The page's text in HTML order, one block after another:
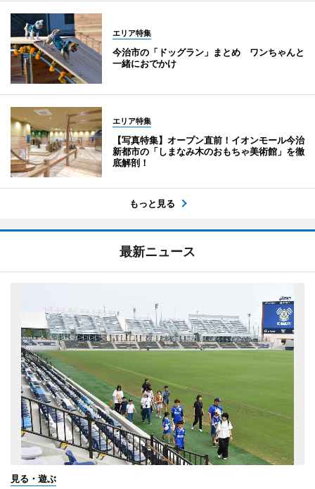
エリア特集
今治市の「ドッグラン」まとめ ワンちゃんと
一緒におでかけ
エリア特集
【写真特集】オープン直前！イオンモール今治
新都市の「しまなみ木のおもちゃ美術館」を徹
底解剖！
もっと見る
最新ニュース
見る・遊ぶ